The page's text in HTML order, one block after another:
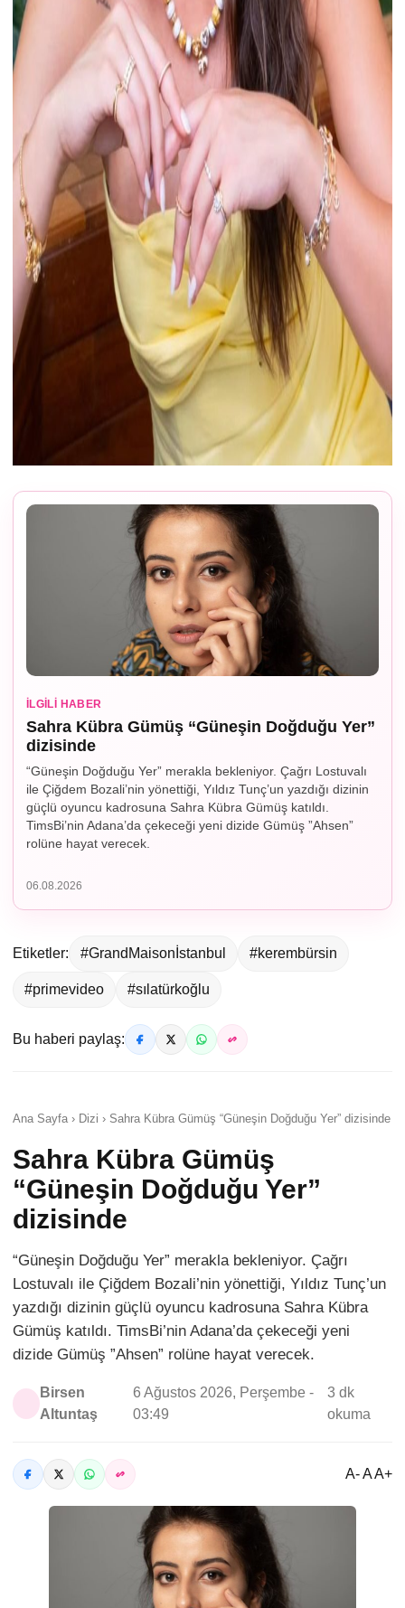
İLGILI HABER
Sahra Kübra Gümüş “Güneşin Doğduğu Yer”
dizisinde
“Güneşin Doğduğu Yer” merakla bekleniyor. Çağrı Lostuvalı
ile Çiğdem Bozali’nin yönettiği, Yıldız Tunç’un yazdığı dizinin
güçlü oyuncu kadrosuna Sahra Kübra Gümüş katıldı.
TimsBi’nin Adana’da çekeceği yeni dizide Gümüş ”Ahsen”
rolüne hayat verecek.
06.08.2026
Etiketler: #GrandMaisonİstanbul #kerembürsin
#primevideo #sılatürkoğlu
Bu haberi paylaş:
Ana Sayfa › Dizi › Sahra Kübra Gümüş “Güneşin Doğduğu Yer” dizisinde
Sahra Kübra Gümüş
“Güneşin Doğduğu Yer”
dizisinde
“Güneşin Doğduğu Yer” merakla bekleniyor. Çağrı
Lostuvalı ile Çiğdem Bozali’nin yönettiği, Yıldız Tunç’un
yazdığı dizinin güçlü oyuncu kadrosuna Sahra Kübra
Gümüş katıldı. TimsBi’nin Adana’da çekeceği yeni
dizide Gümüş ”Ahsen” rolüne hayat verecek.
Birsen
Altuntaş
6 Ağustos 2026, Perşembe -
03:49
3 dk
okuma
A- A A+